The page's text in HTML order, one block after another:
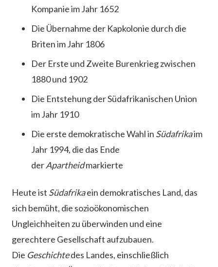
Kompanie im Jahr 1652
Die Übernahme der Kapkolonie durch die
Briten im Jahr 1806
Der Erste und Zweite Burenkrieg zwischen
1880 und 1902
Die Entstehung der Südafrikanischen Union
im Jahr 1910
Die erste demokratische Wahl in Südafrikaim
Jahr 1994, die das Ende
derApartheidmarkierte
Heute ist Südafrikaein demokratisches Land, das
sich bemüht, die sozioökonomischen
Ungleichheiten zu überwinden und eine
gerechtere Gesellschaft aufzubauen.
Die Geschichtedes Landes, einschließlich